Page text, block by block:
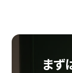
まず